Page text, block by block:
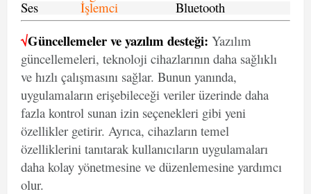
Ses İşlemci Bluetooth
√Güncellemeler ve yazılım desteği: Yazılım
güncellemeleri, teknoloji cihazlarının daha sağlıklı
ve hızlı çalışmasını sağlar. Bunun yanında,
uygulamaların erişebileceği veriler üzerinde daha
fazla kontrol sunan izin seçenekleri gibi yeni
özellikler getirir. Ayrıca, cihazların temel
özelliklerini tanıtarak kullanıcıların uygulamaları
daha kolay yönetmesine ve düzenlemesine yardımcı
olur.